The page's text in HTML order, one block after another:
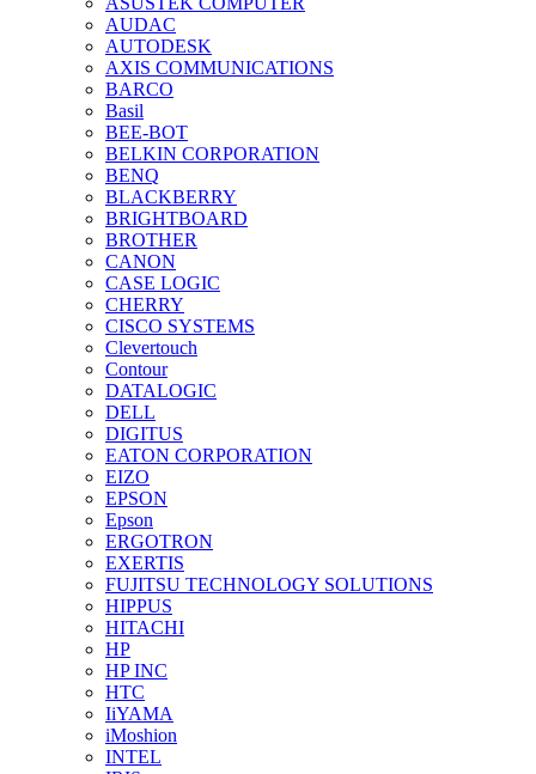
AUDAC
AUTODESK
AXIS COMMUNICATIONS
BARCO
Basil
BEE-BOT
BELKIN CORPORATION
BENQ
BLACKBERRY
BRIGHTBOARD
BROTHER
CANON
CASE LOGIC
CHERRY
CISCO SYSTEMS
Clevertouch
Contour
DATALOGIC
DELL
DIGITUS
EATON CORPORATION
EIZO
EPSON
Epson
ERGOTRON
EXERTIS
FUJITSU TECHNOLOGY SOLUTIONS
HIPPUS
HITACHI
HP
HP INC
HTC
IiYAMA
iMoshion
INTEL